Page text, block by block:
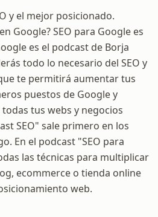
y el mejor posicionado.
Google? SEO para Google es
es el podcast de Borja
todo lo necesario del SEO y
te permitirá aumentar tus
puestos de Google y
tus webs y negocios
SEO" sale primero en los
En el podcast "SEO para
las técnicas para multiplicar
ecommerce o tienda online
web.